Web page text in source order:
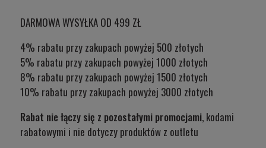
DARMOWA WYSYŁKA OD 499 ZŁ
4% rabatu przy zakupach powyżej 500 złotych
5% rabatu przy zakupach powyżej 1000 złotych
8% rabatu przy zakupach powyżej 1500 złotych
10% rabatu przy zakupach powyżej 3000 złotych
Rabat nie łączy się z pozostałymi promocjami, kodami
rabatowymi i nie dotyczy produktów z outletu